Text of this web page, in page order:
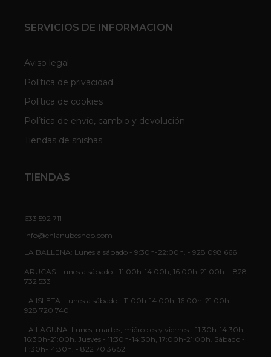
SERVICIOS DE INFORMACION
Aviso legal
Política de privacidad
Política de cookies
Política de envío, cambio y devolución
Tiendas de shishas
TIENDAS
633 592 711
info@enlanubeshop.com
LA BALLENA: Lunes a sábado - 9:30h-22:00h. - 928 098 666
ARUCAS: Lunes a sábado - 11:00h-14:00h, 16:00h-21:00h. - 828
732 533
LA ISLETA: Lunes a sábado - 11:00h-14:00h, 16:00h-21:00h. -
928 720 740
LA LAGUNA: Lunes, martes, miércoles y viernes - 11:30h-14:30h,
16:30h-21:00h. Jueves - 11:30h-14:30h, 17:00h-21:00h. Sábado -
11:30h-14:30h. - 822 70 36 52